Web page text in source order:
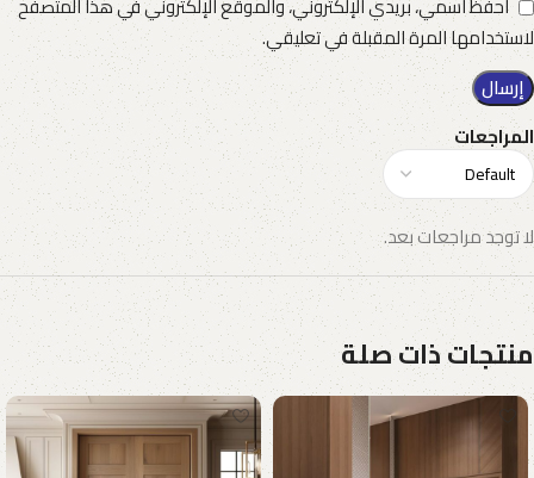
المراجعات
لا توجد مراجعات بعد.
لاستخدامها المرة المقبلة في تعليقي.
منتجات ذات صلة